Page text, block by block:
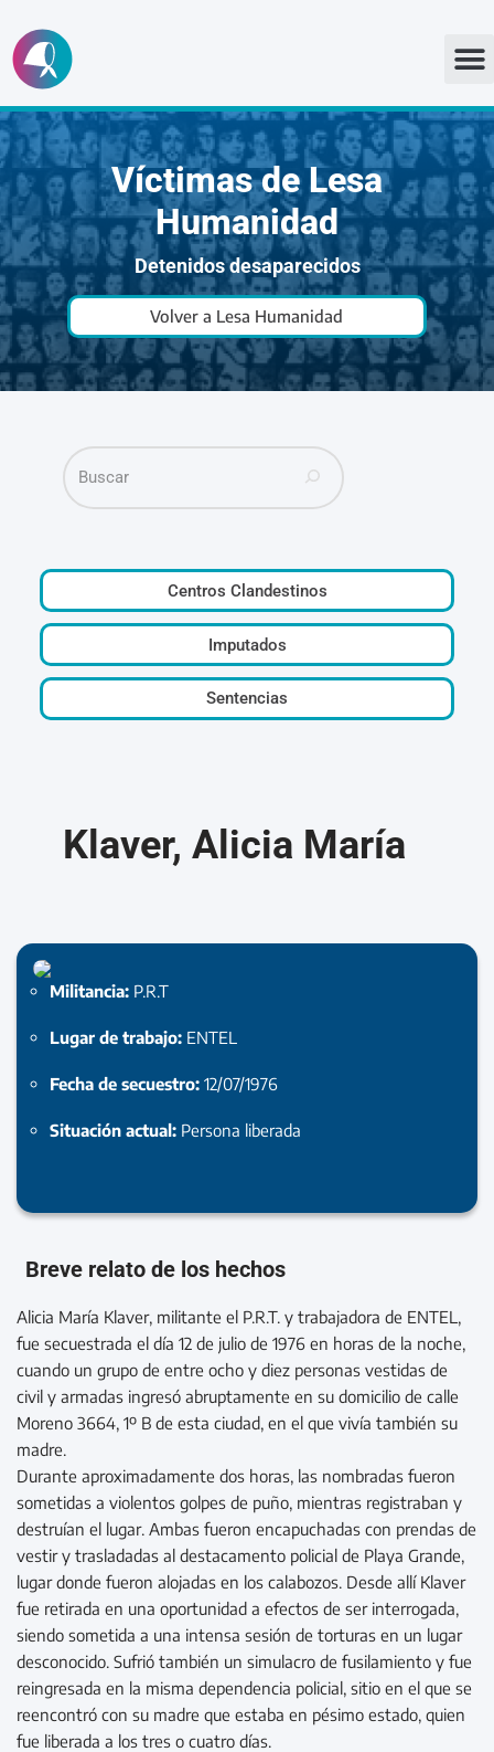
Ir
al
contenido
Víctimas de Lesa
Humanidad
Detenidos desaparecidos
Volver a Lesa Humanidad
Centros Clandestinos
Imputados
Sentencias
Klaver, Alicia María
Militancia: P.R.T
Lugar de trabajo: ENTEL
Fecha de secuestro: 12/07/1976
Situación actual: Persona liberada
Breve relato de los hechos
Alicia María Klaver, militante el P.R.T. y trabajadora de ENTEL,
fue secuestrada el día 12 de julio de 1976 en horas de la noche,
cuando un grupo de entre ocho y diez personas vestidas de
civil y armadas ingresó abruptamente en su domicilio de calle
Moreno 3664, 1º B de esta ciudad, en el que vivía también su
madre.
Durante aproximadamente dos horas, las nombradas fueron
sometidas a violentos golpes de puño, mientras registraban y
destruían el lugar. Ambas fueron encapuchadas con prendas de
vestir y trasladadas al destacamento policial de Playa Grande,
lugar donde fueron alojadas en los calabozos. Desde allí Klaver
fue retirada en una oportunidad a efectos de ser interrogada,
siendo sometida a una intensa sesión de torturas en un lugar
desconocido. Sufrió también un simulacro de fusilamiento y fue
reingresada en la misma dependencia policial, sitio en el que se
reencontró con su madre que estaba en pésimo estado, quien
fue liberada a los tres o cuatro días.